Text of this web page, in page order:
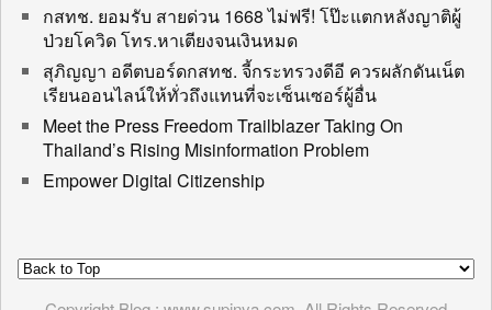
กสทช. ยอมรับ สายด่วน 1668 ไม่ฟรี! โป๊ะแตกหลังญาติผู้
ป่วยโควิด โทร.หาเตียงจนเงินหมด
สุภิญญา อดีตบอร์ดกสทช. จี้กระทรวงดีอี ควรผลักดันเน็ต
เรียนออนไลน์ให้ทั่วถึงแทนที่จะเซ็นเซอร์ผู้อื่น
Meet the Press Freedom Trailblazer Taking On
Thailand’s Rising Misinformation Problem
Empower Digital Citizenship